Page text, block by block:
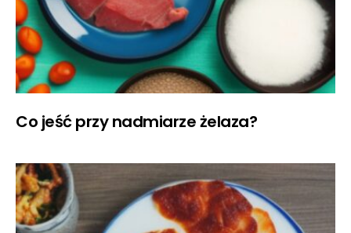
Co jeść przy nadmiarze żelaza?